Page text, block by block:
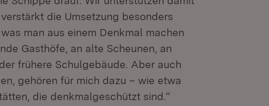
die Umsetzung besonders
man aus einem Denkmal machen
Gasthöfe, an alte Scheunen, an
frühere Schulgebäude. Aber auch
gehören für mich dazu – wie etwa
die denkmalgeschützt sind.“